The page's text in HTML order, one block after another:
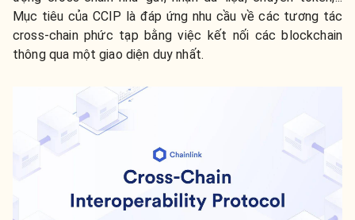
Mục tiêu của CCIP là đáp ứng nhu cầu về các tương tác
cross-chain phức tạp bằng việc kết nối các blockchain
thông qua một giao diện duy nhất.